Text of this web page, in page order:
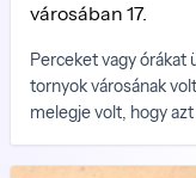
városában 17.
Perceket vagy
tornyok városának
melegje volt, hogy
kirázta a hideg,